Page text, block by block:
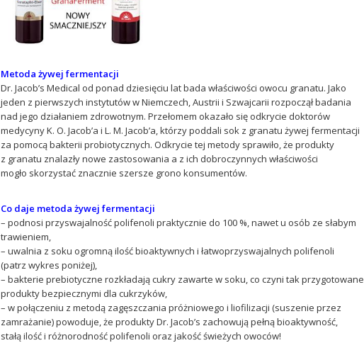
Metoda żywej fermentacji
Dr. Jacob’s Medical od ponad dziesięciu lat bada właściwości owocu granatu. Jako
jeden z pierwszych instytutów w Niemczech, Austrii i Szwajcarii rozpoczął badania
nad jego działaniem zdrowotnym. Przełomem okazało się odkrycie doktorów
medycyny K. O. Jacob’a i L. M. Jacob’a, którzy poddali sok z granatu żywej fermentacji
za pomocą bakterii probiotycznych. Odkrycie tej metody sprawiło, że produkty
z granatu znalazły nowe zastosowania a z ich dobroczynnych właściwości
mogło skorzystać znacznie szersze grono konsumentów.
Co daje metoda żywej fermentacji
– podnosi przyswajalność polifenoli praktycznie do 100 %, nawet u osób ze słabym
trawieniem,
– uwalnia z soku ogromną ilość bioaktywnych i łatwoprzyswajalnych polifenoli
(patrz wykres poniżej),
– bakterie prebiotyczne rozkładają cukry zawarte w soku, co czyni tak przygotowane
produkty bezpiecznymi dla cukrzyków,
– w połączeniu z metodą zagęszczania próżniowego i liofilizacji (suszenie przez
zamrażanie) powoduje, że produkty Dr. Jacob’s zachowują pełną bioaktywność,
stałą ilość i różnorodność polifenoli oraz jakość świeżych owoców!